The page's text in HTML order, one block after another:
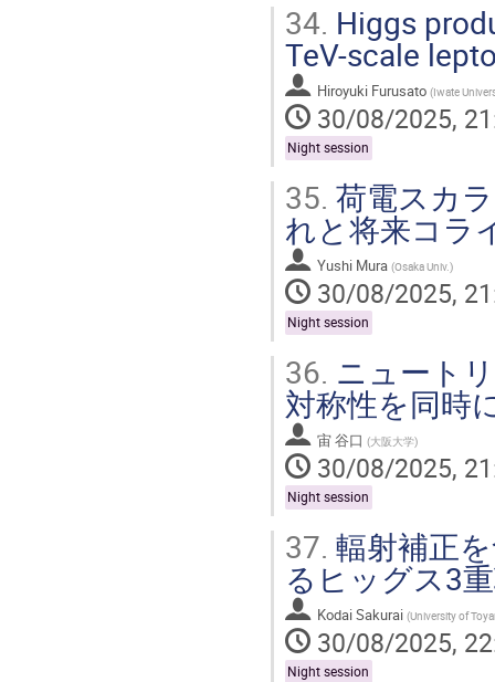
34. Higgs
TeV-scale
Hiroyuki Furusato (Iwate
30/08/2025,
Night session
35. 荷電スカ
れと将来コラ
Yushi Mura (Osaka Univ.)
30/08/2025,
Night session
36. ニュート
対称性を同時
宙 谷口 (大阪大学)
30/08/2025,
Night session
37. 輻射補正
るヒッグス3
Kodai Sakurai (University of
30/08/2025,
Night session